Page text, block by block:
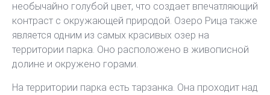
необычайно голубой цвет, что создает впечатляющий
контраст с окружающей природой. Озеро Рица также
является одним из самых красивых озер на
территории парка. Оно расположено в живописной
долине и окружено горами.
На территории парка есть тарзанка. Она проходит над